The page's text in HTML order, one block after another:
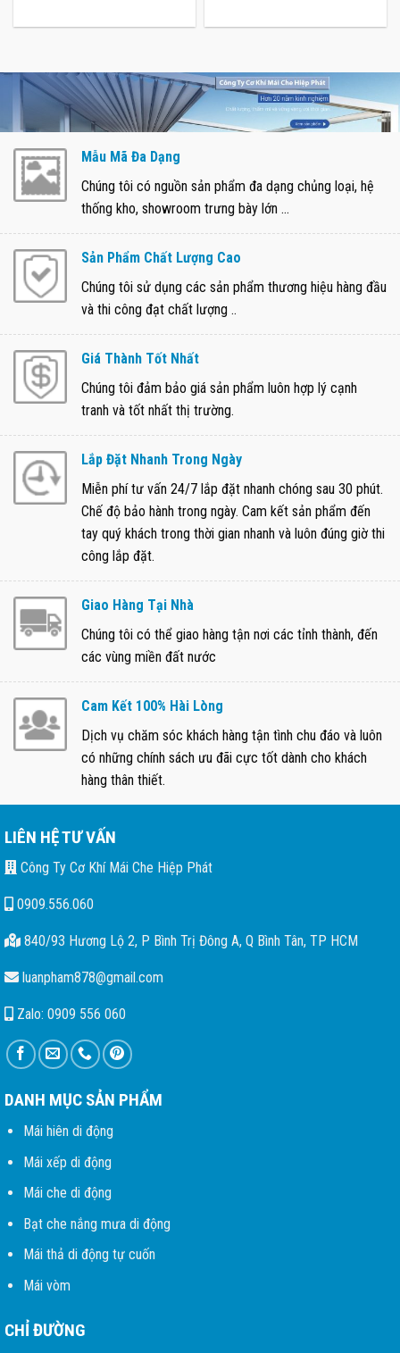
Mẫu Mã Đa Dạng
Chúng tôi có nguồn sản phẩm đa dạng chủng loại, hệ
thống kho, showroom trưng bày lớn ...
Sản Phẩm Chất Lượng Cao
Chúng tôi sử dụng các sản phẩm thương hiệu hàng đầu
và thi công đạt chất lượng ..
Giá Thành Tốt Nhất
Chúng tôi đảm bảo giá sản phẩm luôn hợp lý cạnh
tranh và tốt nhất thị trường.
Lắp Đặt Nhanh Trong Ngày
Miễn phí tư vấn 24/7 lắp đặt nhanh chóng sau 30 phút.
Chế độ bảo hành trong ngày. Cam kết sản phẩm đến
tay quý khách trong thời gian nhanh và luôn đúng giờ thi
công lắp đặt.
Giao Hàng Tại Nhà
Chúng tôi có thể giao hàng tận nơi các tỉnh thành, đến
các vùng miền đất nước
Cam Kết 100% Hài Lòng
Dịch vụ chăm sóc khách hàng tận tình chu đáo và luôn
có những chính sách ưu đãi cực tốt dành cho khách
hàng thân thiết.
LIÊN HỆ TƯ VẤN
Công Ty Cơ Khí Mái Che Hiệp Phát
0909.556.060
840/93 Hương Lộ 2, P Bình Trị Đông A, Q Bình Tân, TP HCM
luanpham878@gmail.com
Zalo: 0909 556 060
DANH MỤC SẢN PHẨM
Mái hiên di động
Mái xếp di động
Mái che di động
Bạt che nắng mưa di động
Mái thả di động tự cuốn
Mái vòm
CHỈ ĐƯỜNG